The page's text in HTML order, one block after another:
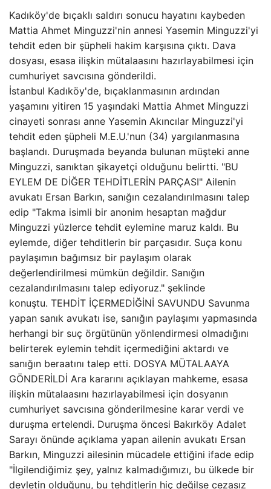
Kadıköy'de bıçaklı saldırı sonucu hayatını kaybeden
Mattia Ahmet Minguzzi'nin annesi Yasemin Minguzzi'yi
tehdit eden bir şüpheli hakim karşısına çıktı. Dava
dosyası, esasa ilişkin mütalaasını hazırlayabilmesi için
cumhuriyet savcısına gönderildi.
İstanbul Kadıköy'de, bıçaklanmasının ardından
yaşamını yitiren 15 yaşındaki Mattia Ahmet Minguzzi
cinayeti sonrası anne Yasemin Akıncılar Minguzzi'yi
tehdit eden şüpheli M.E.U.'nun (34) yargılanmasına
başlandı. Duruşmada beyanda bulunan müşteki anne
Minguzzi, sanıktan şikayetçi olduğunu belirtti. "BU
EYLEM DE DİĞER TEHDİTLERİN PARÇASI" Ailenin
avukatı Ersan Barkın, sanığın cezalandırılmasını talep
edip "Takma isimli bir anonim hesaptan mağdur
Minguzzi yüzlerce tehdit eylemine maruz kaldı. Bu
eylemde, diğer tehditlerin bir parçasıdır. Suça konu
paylaşımın bağımsız bir paylaşım olarak
değerlendirilmesi mümkün değildir. Sanığın
cezalandırılmasını talep ediyoruz." şeklinde
konuştu. TEHDİT İÇERMEDİĞİNİ SAVUNDU Savunma
yapan sanık avukatı ise, sanığın paylaşımı yapmasında
herhangi bir suç örgütünün yönlendirmesi olmadığını
belirterek eylemin tehdit içermediğini aktardı ve
sanığın beraatını talep etti. DOSYA MÜTALAAYA
GÖNDERİLDİ Ara kararını açıklayan mahkeme, esasa
ilişkin mütalaasını hazırlayabilmesi için dosyanın
cumhuriyet savcısına gönderilmesine karar verdi ve
duruşma ertelendi. Duruşma öncesi Bakırköy Adalet
Sarayı önünde açıklama yapan ailenin avukatı Ersan
Barkın, Minguzzi ailesinin mücadele ettiğini ifade edip
"İlgilendiğimiz şey, yalnız kalmadığımızı, bu ülkede bir
devletin olduğunu, bu tehditlerin hiç değilse cezasız